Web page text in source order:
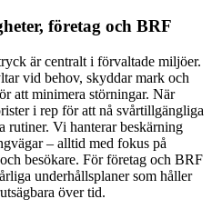
företag och BRF
är centralt i förvaltade miljöer.
vid behov, skyddar mark och
att minimera störningar. När
i rep för att nå svårtillgängliga
rutiner. Vi hanterar beskärning
– alltid med fokus på
besökare. För företag och BRF
underhållsplaner som håller
över tid.